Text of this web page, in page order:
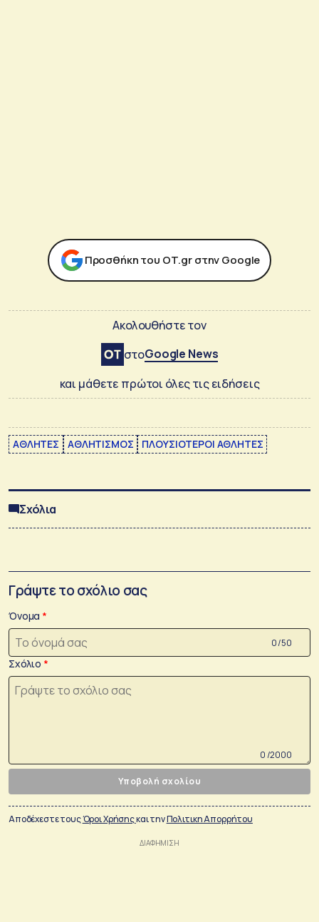
Προσθήκη του ΟΤ.gr στην Google
Ακολουθήστε τον
στοGoogle News
και μάθετε πρώτοι όλες τις ειδήσεις
ΑΘΛΗΤΕΣ ΑΘΛΗΤΙΣΜΟΣ ΠΛΟΥΣΙΟΤΕΡΟΙ ΑΘΛΗΤΕΣ
Σχόλια
Γράψτε το σχόλιο σας
Όνομα
0 /50
Σχόλιο
0 /2000
Υποβολή σχολίου
Αποδέχεστε τουςΌροι Χρήσηςκαι τηνΠολιτικη Απορρήτου